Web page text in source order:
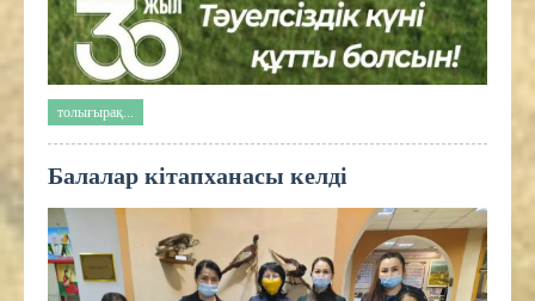
толығырақ...
Балалар кітапханасы келді